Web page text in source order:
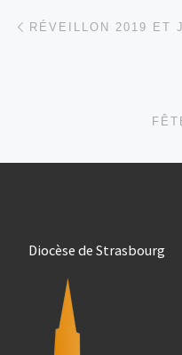
Parcourir les
RÉVEILLON 2019 ET
Diocèse de Strasbourg